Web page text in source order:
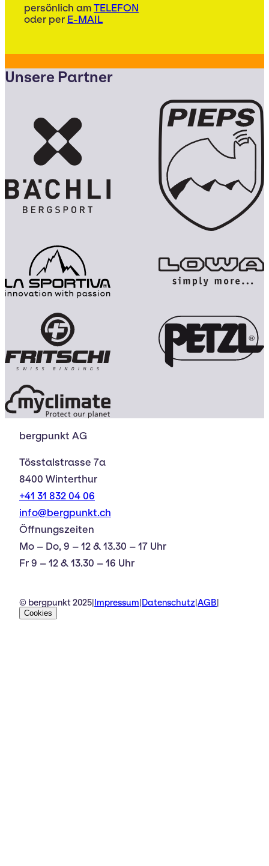
persönlich am TELEFON
oder per E-MAIL
Unsere Partner
bergpunkt AG
Tösstalstrasse 7a
8400 Winterthur
+41 31 832 04 06
info@bergpunkt.ch
Öffnungszeiten
Mo – Do, 9 – 12 & 13.30 – 17 Uhr
Fr 9 – 12 & 13.30 – 16 Uhr
© bergpunkt 2025 Impressum Datenschutz AGB
Cookies